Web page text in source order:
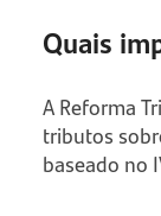
Quais
A Reforma
tributos
baseado no